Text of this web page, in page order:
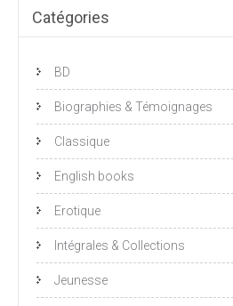
Catégories
BD
Biographies & Témoignages
Classique
English books
Erotique
Intégrales & Collections
Jeunesse